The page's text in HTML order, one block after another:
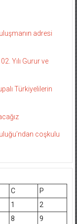
adresi
Yılı Gurur ve
Türkiyelilerin
coşkulu
C
P
1
2
8 9